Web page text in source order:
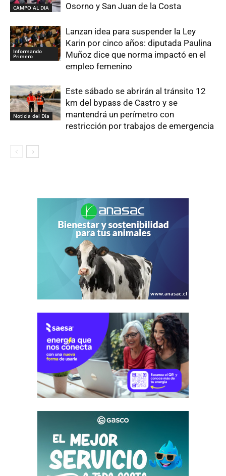
CAMPO AL DIA
Osorno y San Juan de la Costa
Informando
Primero
Lanzan idea para suspender la Ley
Karin por cinco años: diputada Paulina
Muñoz dice que norma impactó en el
empleo femenino
Noticia del Día
Este sábado se abrirán al tránsito 12
km del bypass de Castro y se
mantendrá un perímetro con
restricción por trabajos de emergencia